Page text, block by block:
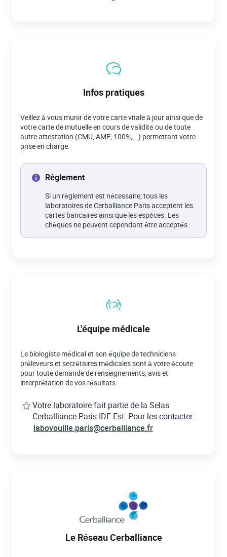
Infos pratiques
Veillez à vous munir de votre carte vitale à jour ainsi que de
votre carte de mutuelle en cours de validité ou de toute
autre attestation (CMU, AME, 100%,...) permettant votre
prise en charge.
Règlement
Si un règlement est nécessaire, tous les
laboratoires de Cerballiance Paris acceptent les
cartes bancaires ainsi que les espèces. Les
chèques ne peuvent cependant être acceptés.
L'équipe médicale
Le biologiste médical et son équipe de techniciens
préleveurs et secrétaires médicales sont à votre écoute
pour toute demande de renseignements, avis et
interprétation de vos résultats.
Votre laboratoire fait partie de la Selas
Cerballiance Paris IDF Est. Pour les contacter :
labovouille.paris@cerballiance.fr
Le Réseau Cerballiance